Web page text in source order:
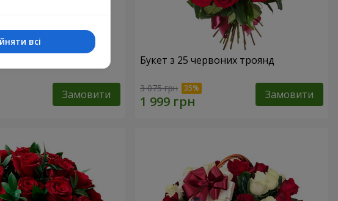
Замовити
Букет з 25 червоних троянд
3 075 грн Замовити
всі